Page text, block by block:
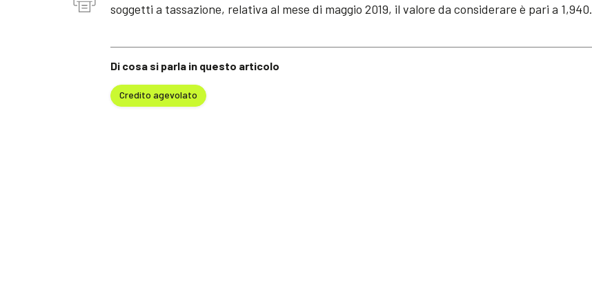
Di cosa si parla in questo articolo
Credito agevolato
soggetti a tassazione, relativa al mese di maggio 2019, il valore da considerare è pari a 1,940.